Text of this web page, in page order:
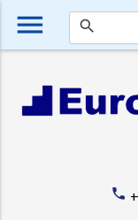
menu search
phone